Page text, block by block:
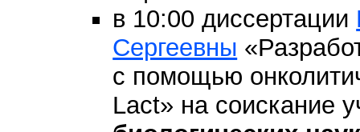
в 10:00 диссертации
Сергеевны
с помощью
Lact» на соискание